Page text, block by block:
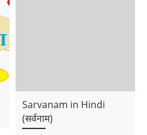
Sarvanam in Hindi
(सर्वनाम)